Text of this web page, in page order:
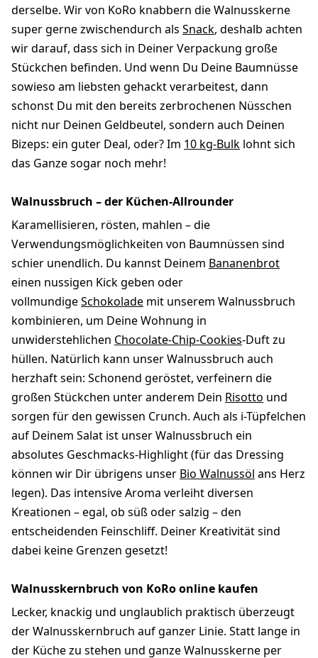
derselbe. Wir von KoRo knabbern die Walnusskerne
super gerne zwischendurch als Snack, deshalb achten
wir darauf, dass sich in Deiner Verpackung große
Stückchen befinden. Und wenn Du Deine Baumnüsse
sowieso am liebsten gehackt verarbeitest, dann
schonst Du mit den bereits zerbrochenen Nüsschen
nicht nur Deinen Geldbeutel, sondern auch Deinen
Bizeps: ein guter Deal, oder? Im 10 kg-Bulk lohnt sich
das Ganze sogar noch mehr!
Walnussbruch – der Küchen-Allrounder
Karamellisieren, rösten, mahlen – die
Verwendungsmöglichkeiten von Baumnüssen sind
schier unendlich. Du kannst Deinem Bananenbrot
einen nussigen Kick geben oder
vollmundigeSchokolade mit unserem Walnussbruch
kombinieren, um Deine Wohnung in
unwiderstehlichen Chocolate-Chip-Cookies-Duft zu
hüllen. Natürlich kann unser Walnussbruch auch
herzhaft sein: Schonend geröstet, verfeinern die
großen Stückchen unter anderem Dein Risotto und
sorgen für den gewissen Crunch. Auch als i-Tüpfelchen
auf Deinem Salat ist unser Walnussbruch ein
absolutes Geschmacks-Highlight (für das Dressing
können wir Dir übrigens unser Bio Walnussöl ans Herz
legen). Das intensive Aroma verleiht diversen
Kreationen – egal, ob süß oder salzig – den
entscheidenden Feinschliff. Deiner Kreativität sind
dabei keine Grenzen gesetzt!
Walnusskernbruch von KoRo online kaufen
Lecker, knackig und unglaublich praktisch überzeugt
der Walnusskernbruch auf ganzer Linie. Statt lange in
der Küche zu stehen und ganze Walnusskerne per